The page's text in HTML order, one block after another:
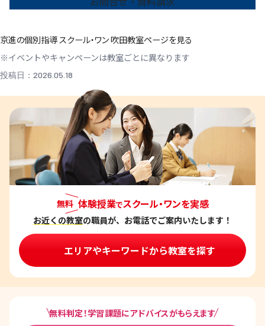
京進の個別指導 スクール・ワン 吹田教室ページを見る
※イベントやキャンペーンは教室ごとに異なります
投稿日：2026.05.18
無料 体験授業でスクール・ワンを実感
お近くの教室の職員が、お電話でご案内いたします！
エリアやキーワードから教室を探す
無料判定！学習課題にアドバイスがもらえます